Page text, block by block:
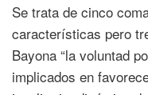
Se trata de cinco
características pero
Bayona “la voluntad
implicados en